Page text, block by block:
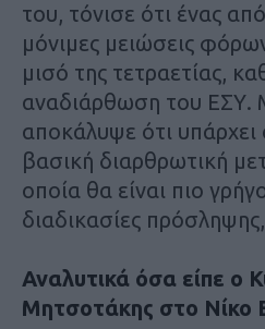
του, τόνισε ότι ένας
μόνιμες μειώσεις
μισό της τετραετίας,
αναδιάρθωση του ΕΣΥ.
αποκάλυψε ότι υπάρχει
βασική διαρθρωτική
οποία θα είναι πιο
διαδικασίες
Αναλυτικά όσα είπε ο
Μητσοτάκης στο Νίκο